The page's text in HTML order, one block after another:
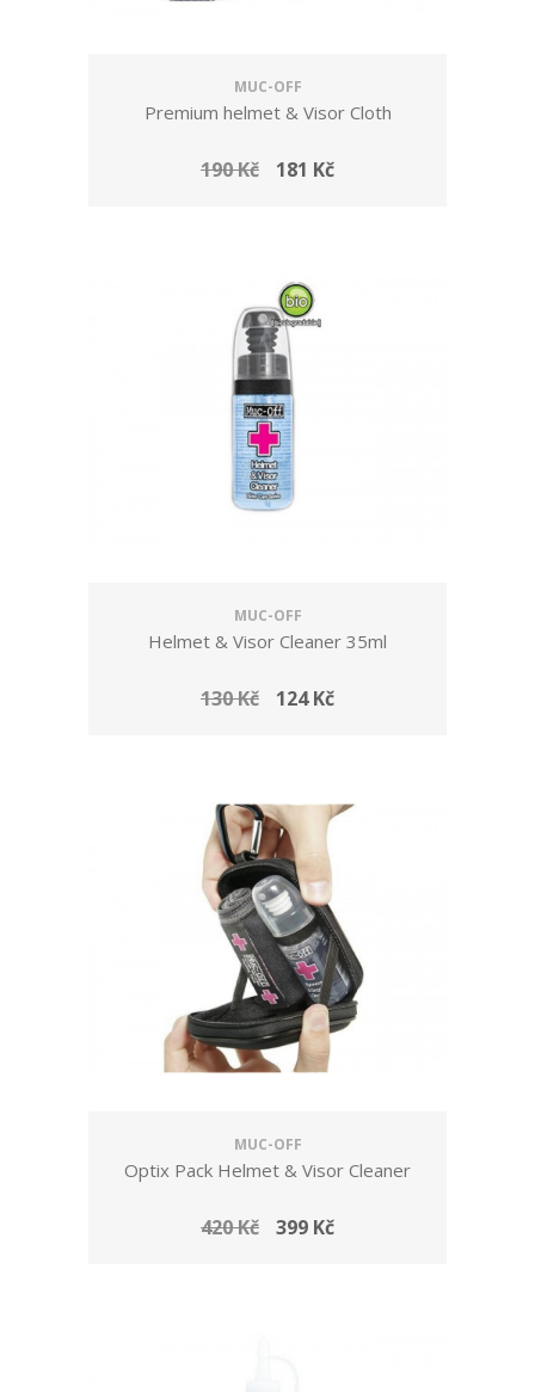
MUC-OFF
Premium helmet & Visor Cloth
190 Kč 181 Kč
MUC-OFF
Helmet & Visor Cleaner 35ml
130 Kč 124 Kč
MUC-OFF
Optix Pack Helmet & Visor Cleaner
420 Kč 399 Kč